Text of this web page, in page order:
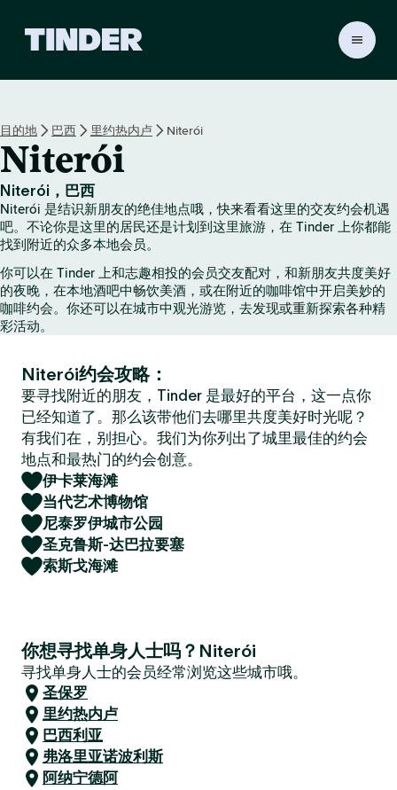
r
目的地 巴西 里约热内卢 Niterói
Niterói
Niterói，巴西
Niterói 是结识新朋友的绝佳地点哦，快来看看这里的交友约会机遇
吧。不论你是这里的居民还是计划到这里旅游，在 Tinder 上你都能
找到附近的众多本地会员。
你可以在 Tinder 上和志趣相投的会员交友配对，和新朋友共度美好
的夜晚，在本地酒吧中畅饮美酒，或在附近的咖啡馆中开启美妙的
咖啡约会。你还可以在城市中观光游览，去发现或重新探索各种精
彩活动。
Niterói约会攻略：
要寻找附近的朋友，Tinder 是最好的平台，这一点你
已经知道了。那么该带他们去哪里共度美好时光呢？
有我们在，别担心。我们为你列出了城里最佳的约会
地点和最热门的约会创意。
伊卡莱海滩
当代艺术博物馆
尼泰罗伊城市公园
圣克鲁斯-达巴拉要塞
索斯戈海滩
你想寻找单身人士吗？Niterói
寻找单身人士的会员经常浏览这些城市哦。
圣保罗
里约热内卢
巴西利亚
弗洛里亚诺波利斯
阿纳宁德阿